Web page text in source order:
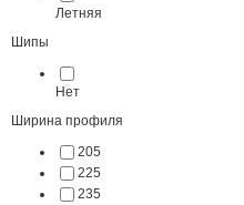
Летняя
Шипы
Нет
Ширина профиля
205
225
235